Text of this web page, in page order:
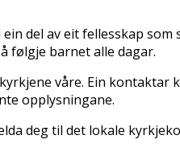
del av eit fellesskap
følgje barnet alle dagar.
våre. Ein kontaktar
opplysningane.
deg til det lokale